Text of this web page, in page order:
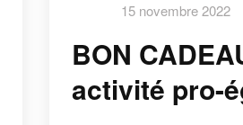
15 novembre 2022
BON
activité pro-